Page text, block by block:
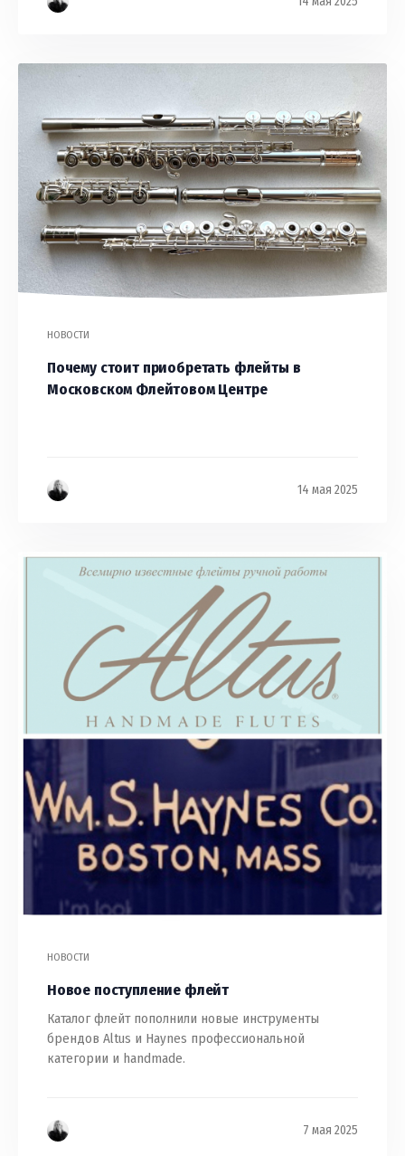
НОВОСТИ
Почему стоит приобретать флейты в
Московском Флейтовом Центре
14 мая 2025
НОВОСТИ
Новое поступление флейт
Каталог флейт пополнили новые инструменты
брендов Altus и Haynes профессиональной
категории и handmade.
7 мая 2025